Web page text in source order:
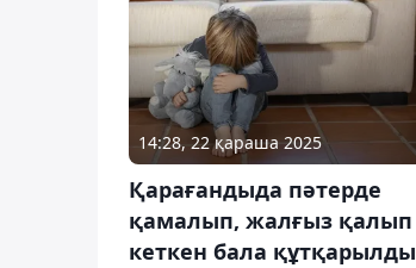
14:28, 22 қараша 2025
Қарағандыда пәтерде
қамалып, жалғыз қалып
кеткен бала құтқарылды